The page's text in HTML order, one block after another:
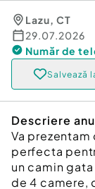
Lazu, CT
29.07.2026
Număr de
Salvează
Descriere
Va prezentam
perfecta
un camin
de 4 camere,